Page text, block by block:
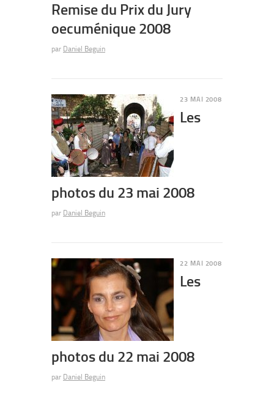
Remise du Prix du Jury
oecuménique 2008
par Daniel Beguin
23 MAI 2008
Les
photos du 23 mai 2008
par Daniel Beguin
22 MAI 2008
Les
photos du 22 mai 2008
par Daniel Beguin